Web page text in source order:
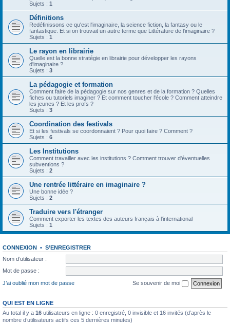
Sujets : 1
Définitions
Redéfinissons ce qu'est l'imaginaire, la science fiction, la fantasy ou le
fantastique. Et si on trouvait un autre terme que Littérature de l'imaginaire ?
Sujets : 1
Le rayon en librairie
Quelle est la bonne stratégie en librairie pour développer les rayons
d'imaginaire ?
Sujets : 3
La pédagogie et formation
Comment faire de la pédagogie sur nos genres et de la formation ? Quelles
fiches ou tutoriels imaginer ? Et comment toucher l'école ? Comment atteindre
les jeunes ? Et les profs ?
Sujets : 3
Coordination des festivals
Et si les festivals se coordonnaient ? Pour quoi faire ? Comment ?
Sujets : 6
Les Institutions
Comment travailler avec les institutions ? Comment trouver d'éventuelles
subventions ?
Sujets : 2
Une rentrée littéraire en imaginaire ?
Une bonne idée ?
Sujets : 2
Traduire vers l'étranger
Comment exporter les textes des auteurs français à l'international
Sujets : 1
CONNEXION • S’ENREGISTRER
Nom d’utilisateur :
Mot de passe :
J’ai oublié mon mot de passe
Se souvenir de moi
QUI EST EN LIGNE
Au total il y a 16 utilisateurs en ligne : 0 enregistré, 0 invisible et 16 invités (d’après le
nombre d’utilisateurs actifs ces 5 dernières minutes)